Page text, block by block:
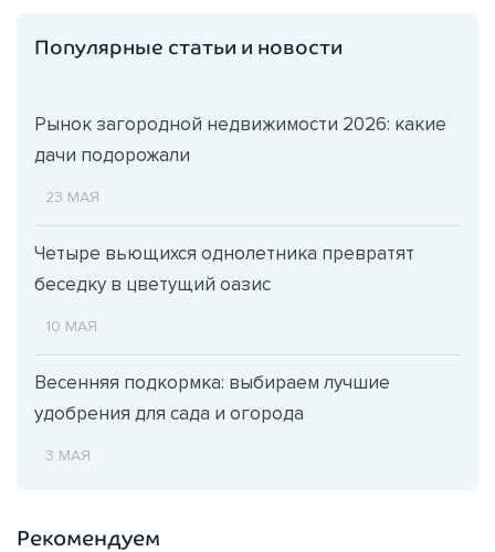
Популярные статьи и новости
Рынок загородной недвижимости 2026: какие
дачи подорожали
23 МАЯ
Четыре вьющихся однолетника превратят
беседку в цветущий оазис
10 МАЯ
Весенняя подкормка: выбираем лучшие
удобрения для сада и огорода
3 МАЯ
Рекомендуем